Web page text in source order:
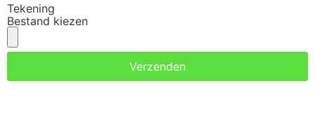
Tekening
Bestand kiezen
Verzenden